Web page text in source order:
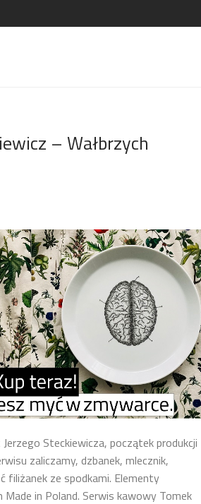
– Wałbrzych
Steckiewicza, początek produkcji
zaliczamy, dzbanek, mlecznik,
filiżanek ze spodkami. Elementy
in Poland. Serwis kawowy Tomek